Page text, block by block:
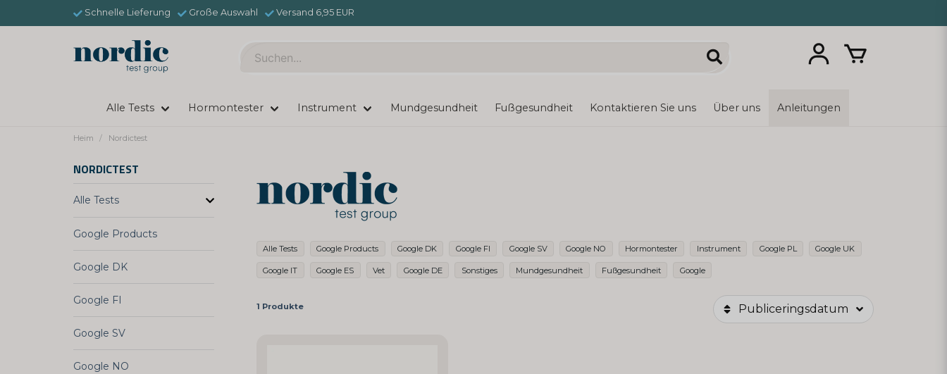
Schnelle Lieferung Große Auswahl Versand 6,95 EUR
Alle Tests Hormontester Instrument Mundgesundheit Fußgesundheit Kontaktieren Sie uns Über uns Anleitungen
Heim Nordictest
NORDICTEST
Alle Tests
Google Products
Google DK
Google FI
Google SV
Google NO
Alle Tests Google Products Google DK Google FI Google SV Google NO Hormontester Instrument Google PL Google UK
Google IT Google ES Vet Google DE Sonstiges Mundgesundheit Fußgesundheit Google
1 Produkte Publiceringsdatum